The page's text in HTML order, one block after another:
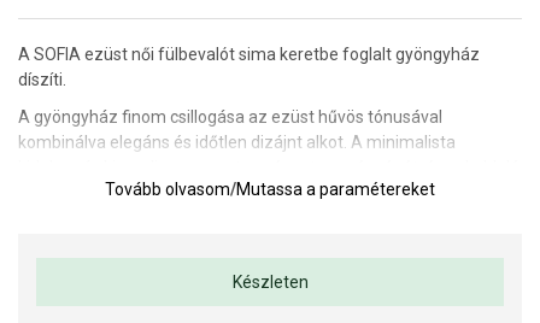
A SOFIA ezüst női fülbevalót sima keretbe foglalt gyöngyház
díszíti.
A gyöngyház finom csillogása az ezüst hűvös tónusával
kombinálva elegáns és időtlen dizájnt alkot. A minimalista
kiegészítővé teszi a fülbevalót, amely alkalmas mindennapi
Fülbevaló mérete: 7 mm.
Tovább olvasom/Mutassa a paramétereket
Készleten